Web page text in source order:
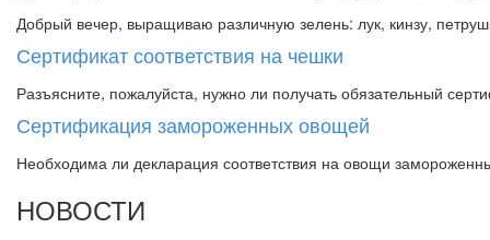
Добрый вечер, выращиваю различную зелень: лук, кинзу,
Сертификат соответствия на чешки
Разъясните, пожалуйста, нужно ли получать обязательный
Сертификация замороженных овощей
Необходима ли декларация соответствия на овощи
НОВОСТИ